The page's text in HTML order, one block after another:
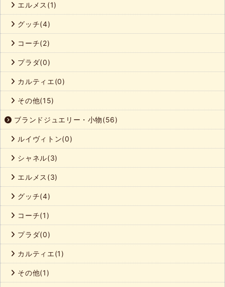
エルメス(1)
グッチ(4)
コーチ(2)
プラダ(0)
カルティエ(0)
その他(15)
ブランドジュエリー・小物(56)
ルイヴィトン(0)
シャネル(3)
エルメス(3)
グッチ(4)
コーチ(1)
プラダ(0)
カルティエ(1)
その他(1)